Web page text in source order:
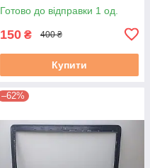
Готово до відправки 1 од.
150 ₴ 400 ₴
Купити
–62%